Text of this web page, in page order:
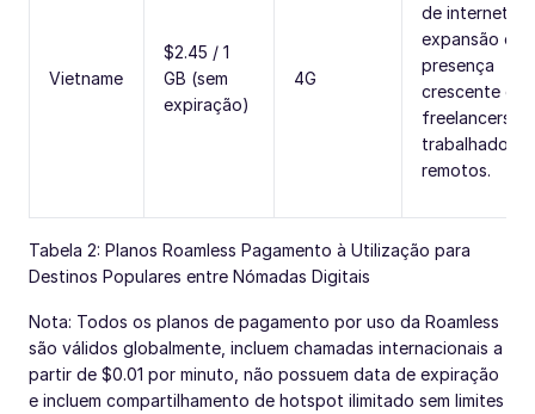
Vietname
$2.45 / 1
GB (sem
expiração)
4G
de internet em
expansão e
presença
crescente de
freelancers e
trabalhadores
remotos.
Tabela 2: Planos Roamless Pagamento à Utilização para
Destinos Populares entre Nómadas Digitais
Nota: Todos os planos de pagamento por uso da Roamless
são válidos globalmente, incluem chamadas internacionais a
partir de $0.01 por minuto, não possuem data de expiração
e incluem compartilhamento de hotspot ilimitado sem limites